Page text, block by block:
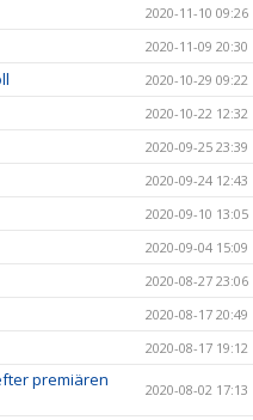
2020-11-10 09:26
2020-11-09 20:30
2020-10-29 09:22
2020-10-22 12:32
2020-09-25 23:39
2020-09-24 12:43
2020-09-10 13:05
2020-09-04 15:09
2020-08-27 23:06
2020-08-17 20:49
2020-08-17 19:12
premiären
2020-08-02 17:13